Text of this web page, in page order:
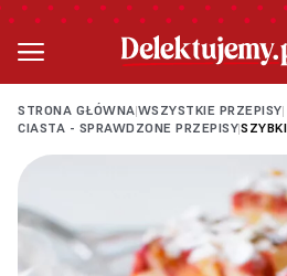
STRONA GŁÓWNA|WSZYSTKIE PRZEPISY|
CIASTA - SPRAWDZONE PRZEPISY|